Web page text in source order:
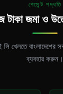
পেমেন্ট পদ্ধতি
টাকা জমা ও
খেলতে বাংলাদেশের
ব্যবহার করুন।